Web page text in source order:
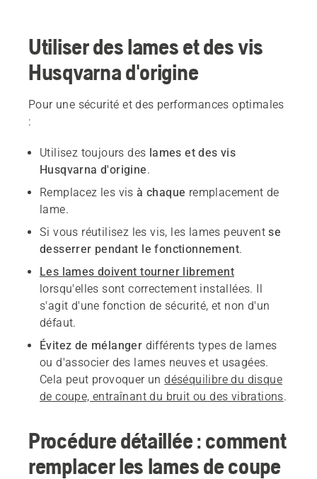
Utiliser des lames et des vis
Husqvarna d'origine
Pour une sécurité et des performances optimales
:
Utilisez toujours des lames et des vis
Husqvarna d'origine.
Remplacez les visà chaque remplacement de
lame.
Si vous réutilisez les vis, les lames peuventse
desserrer pendant le fonctionnement.
Les lames doivent tourner librement
lorsqu'elles sont correctement installées. Il
s'agit d'une fonction de sécurité, et non d'un
défaut.
Évitez de mélanger différents types de lames
ou d'associer des lames neuves et usagées.
Cela peut provoquer undéséquilibre du disque
de coupe, entraînant du bruit ou des vibrations.
Procédure détaillée : comment
remplacer les lames de coupe